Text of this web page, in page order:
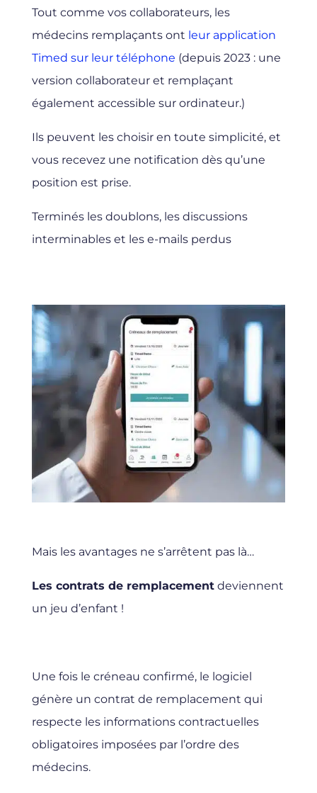
Tout comme vos collaborateurs, les
médecins remplaçants ont leur application
Timed sur leur téléphone (depuis 2023 : une
version collaborateur et remplaçant
également accessible sur ordinateur.)
Ils peuvent les choisir en toute simplicité, et
vous recevez une notification dès qu’une
position est prise.
Terminés les doublons, les discussions
interminables et les e-mails perdus
Mais les avantages ne s’arrêtent pas là…
Les contrats de remplacementdeviennent
un jeu d’enfant !
Une fois le créneau confirmé, le logiciel
génère un contrat de remplacement qui
respecte les informations contractuelles
obligatoires imposées par l’ordre des
médecins.